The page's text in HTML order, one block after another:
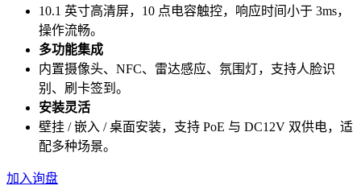
10.1 英寸高清屏，10 点电容触控，响应时间小于 3ms，
操作流畅。
多功能集成
内置摄像头、NFC、雷达感应、氛围灯，支持人脸识
别、刷卡签到。
安装灵活
壁挂 / 嵌入 / 桌面安装，支持 PoE 与 DC12V 双供电，适
配多种场景。
加入询盘